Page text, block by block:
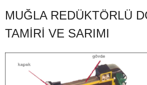
MUĞLA REDÜKTÖRLÜ
TAMIRI VE SARIMI